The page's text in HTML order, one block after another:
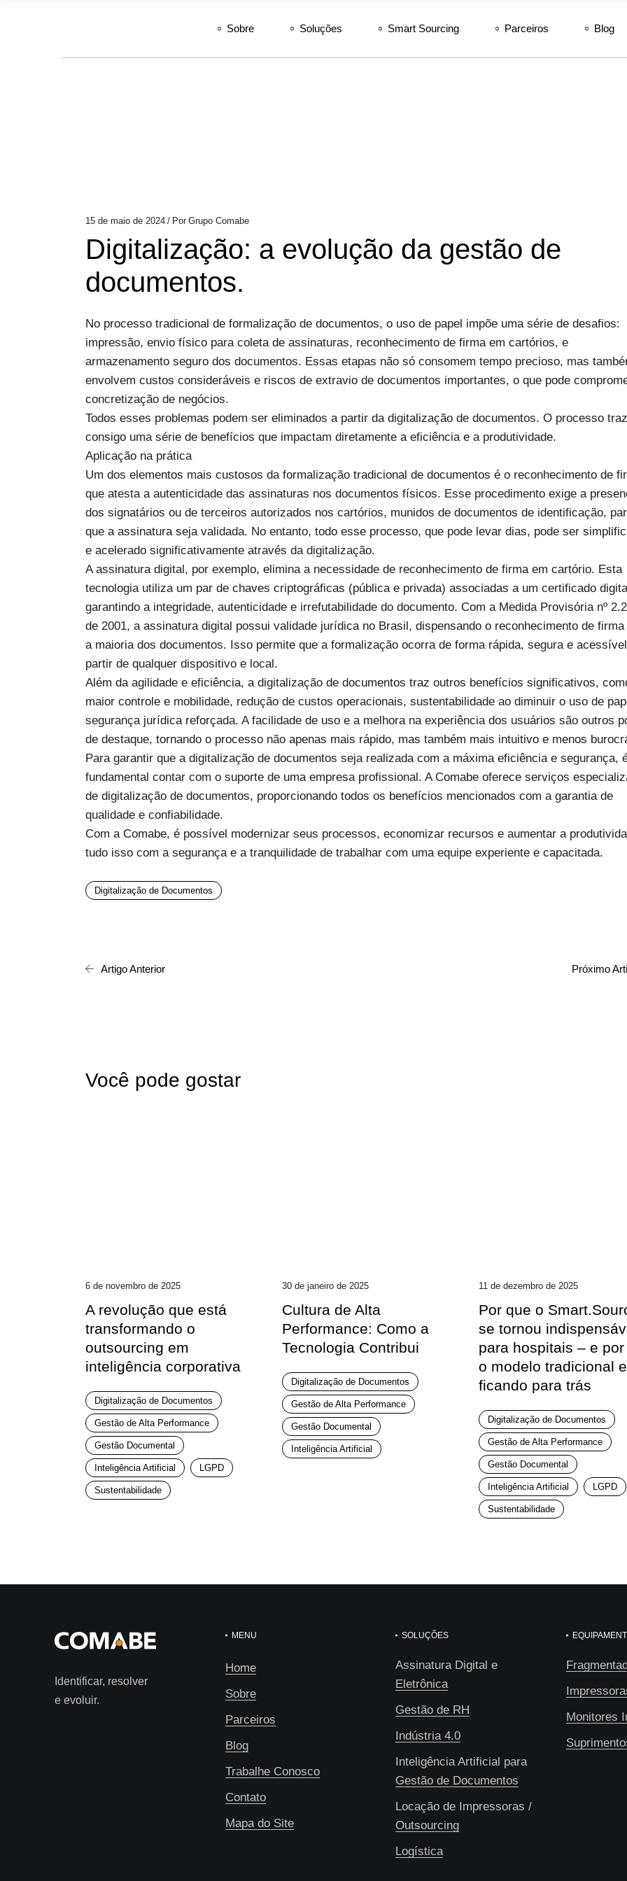
Sobre Soluções Smart Sourcing Parceiros Blog
15 de maio de 2024 Por Grupo Comabe
Digitalização: a evolução da gestão de
documentos.
No processo tradicional de formalização de documentos, o uso de papel impõe uma série de desafios:
impressão, envio físico para coleta de assinaturas, reconhecimento de firma em cartórios, e
armazenamento seguro dos documentos. Essas etapas não só consomem tempo precioso, mas
envolvem custos consideráveis e riscos de extravio de documentos importantes, o que pode
concretização de negócios.
Todos esses problemas podem ser eliminados a partir da digitalização de documentos. O processo traz
consigo uma série de benefícios que impactam diretamente a eficiência e a produtividade.
Aplicação na prática
Um dos elementos mais custosos da formalização tradicional de documentos é o reconhecimento de
que atesta a autenticidade das assinaturas nos documentos físicos. Esse procedimento exige a
dos signatários ou de terceiros autorizados nos cartórios, munidos de documentos de identificação,
que a assinatura seja validada. No entanto, todo esse processo, que pode levar dias, pode ser
e acelerado significativamente através da digitalização.
A assinatura digital, por exemplo, elimina a necessidade de reconhecimento de firma em cartório. Esta
tecnologia utiliza um par de chaves criptográficas (pública e privada) associadas a um certificado
garantindo a integridade, autenticidade e irrefutabilidade do documento. Com a Medida Provisória nº
de 2001, a assinatura digital possui validade jurídica no Brasil, dispensando o reconhecimento de firma
a maioria dos documentos. Isso permite que a formalização ocorra de forma rápida, segura e
partir de qualquer dispositivo e local.
Além da agilidade e eficiência, a digitalização de documentos traz outros benefícios significativos,
maior controle e mobilidade, redução de custos operacionais, sustentabilidade ao diminuir o uso de
segurança jurídica reforçada. A facilidade de uso e a melhora na experiência dos usuários são outros
de destaque, tornando o processo não apenas mais rápido, mas também mais intuitivo e menos
Para garantir que a digitalização de documentos seja realizada com a máxima eficiência e segurança,
fundamental contar com o suporte de uma empresa profissional. A Comabe oferece serviços
de digitalização de documentos, proporcionando todos os benefícios mencionados com a garantia de
qualidade e confiabilidade.
Com a Comabe, é possível modernizar seus processos, economizar recursos e aumentar a
tudo isso com a segurança e a tranquilidade de trabalhar com uma equipe experiente e capacitada.
Digitalização de Documentos
Artigo Anterior Próximo
Você pode gostar
6 de novembro de 2025
A revolução que está
transformando o
outsourcing em
inteligência corporativa
Digitalização de Documentos
Gestão de Alta Performance
Gestão Documental
Inteligência Artificial LGPD
Sustentabilidade
30 de janeiro de 2025
Cultura de Alta
Performance: Como a
Tecnologia Contribui
Digitalização de Documentos
Gestão de Alta Performance
Gestão Documental
Inteligência Artificial
11 de dezembro de 2025
Por que o
se tornou
para hospitais – e
o modelo tradicional
ficando para trás
Digitalização de Documentos
Gestão de Alta Performance
Gestão Documental
Inteligência Artificial LGPD
Sustentabilidade
Identificar, resolver
e evoluir.
MENU
Home
Sobre
Parceiros
Blog
Trabalhe Conosco
Contato
Mapa do Site
SOLUÇÕES
Assinatura Digital e
Eletrônica
Gestão de RH
Indústria 4.0
Inteligência Artificial para
Gestão de Documentos
Locação de Impressoras /
Outsourcing
Logística
Monitores